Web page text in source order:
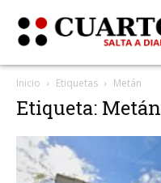
Inicio Etiquetas Metán
Etiqueta: Metán